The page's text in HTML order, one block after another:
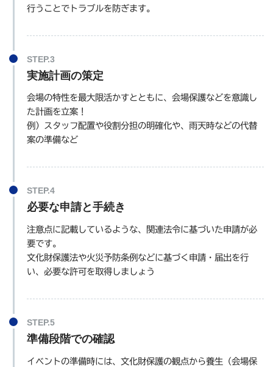
行うことでトラブルを防ぎます。
実施計画の策定
会場の特性を最大限活かすとともに、会場保護などを意識し
た計画を立案！
例）スタッフ配置や役割分担の明確化や、雨天時などの代替
案の準備など
必要な申請と手続き
注意点に記載しているような、関連法令に基づいた申請が必
要です。
文化財保護法や火災予防条例などに基づく申請・届出を行
い、必要な許可を取得しましょう
準備段階での確認
イベントの準備時には、文化財保護の観点から養生（会場保